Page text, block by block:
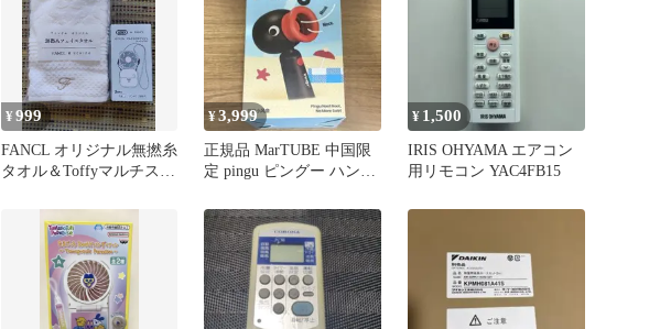
¥999
FANCL オリジナル無撚糸
タオル＆Toffyマルチスク
¥3,999
正規品 MarTUBE 中国限
定 pingu ピングー ハンデ
¥ 1,500
IRIS OHYAMA エアコン
用リモコン YAC4FB15